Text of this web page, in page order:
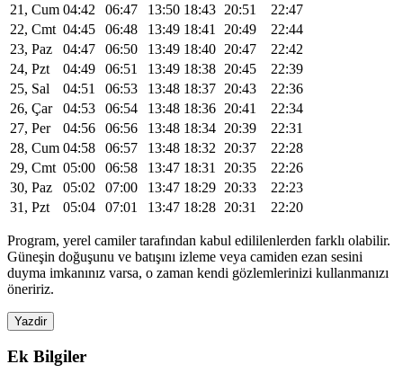
21, Cum 04:42 06:47 13:50 18:43 20:51
22:47
22, Cmt 04:45 06:48 13:49 18:41 20:49
22:44
23, Paz
04:47 06:50 13:49 18:40 20:47
22:42
24, Pzt
04:49 06:51 13:49 18:38 20:45
22:39
25, Sal
04:51 06:53 13:48 18:37 20:43
22:36
26, Çar
04:53 06:54 13:48 18:36 20:41
22:34
27, Per
04:56 06:56 13:48 18:34 20:39
22:31
28, Cum 04:58 06:57 13:48 18:32 20:37
22:28
29, Cmt 05:00 06:58 13:47 18:31 20:35
22:26
30, Paz
05:02 07:00 13:47 18:29 20:33
22:23
31, Pzt
05:04 07:01 13:47 18:28 20:31 22:20
Program, yerel camiler tarafından kabul edililenlerden farklı olabilir.
Güneşin doğuşunu ve batışını izleme veya camiden ezan sesini
duyma imkanınız varsa, o zaman kendi gözlemlerinizi kullanmanızı
öneririz.
Yazdir
Ek Bilgiler